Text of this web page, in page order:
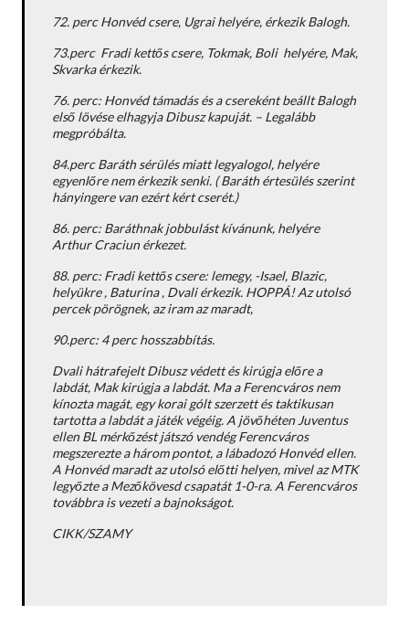
72. perc Honvéd csere, Ugrai helyére, érkezik Balogh.
73.perc Fradi kettős csere, Tokmak, Boli helyére, Mak,
Skvarka érkezik.
76. perc: Honvéd támadás és a csereként beállt Balogh
első lövése elhagyja Dibusz kapuját. – Legalább
megpróbálta.
84.perc Baráth sérülés miatt legyalogol, helyére
egyenlőre nem érkezik senki. ( Baráth értesülés szerint
hányingere van ezért kért cserét.)
86. perc: Baráthnak jobbulást kívánunk, helyére
Arthur Craciun érkezet.
88. perc: Fradi kettős csere: lemegy, -Isael, Blazic,
helyükre , Baturina , Dvali érkezik. HOPPÁ! Az utolsó
percek pörögnek, az iram az maradt,
90.perc: 4 perc hosszabbítás.
Dvali hátrafejelt Dibusz védett és kirúgja előre a
labdát, Mak kirúgja a labdát. Ma a Ferencváros nem
kínozta magát, egy korai gólt szerzett és taktikusan
tartotta a labdát a játék végéig. A jövőhéten Juventus
ellen BL mérkőzést játszó vendég Ferencváros
megszerezte a három pontot, a lábadozó Honvéd ellen.
A Honvéd maradt az utolsó előtti helyen, mivel az MTK
legyőzte a Mezőkövesd csapatát 1-0-ra. A Ferencváros
továbbra is vezeti a bajnokságot.
CIKK/SZAMY